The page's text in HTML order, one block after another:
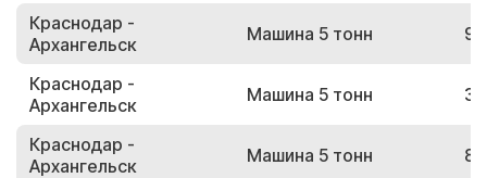
Краснодар -
Архангельск
Машина 5 тонн
Краснодар -
Архангельск
Машина 5 тонн
Краснодар -
Архангельск
Машина 5 тонн